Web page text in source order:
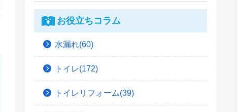
お役立ちコラム
水漏れ(60)
トイレ(172)
トイレリフォーム(39)